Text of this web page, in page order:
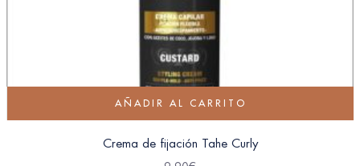
AÑADIR AL CARRITO
Crema de fijación Tahe Curly